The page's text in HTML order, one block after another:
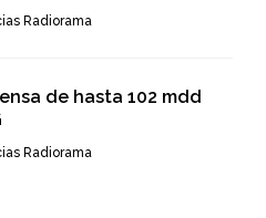
Radiorama
de hasta 102 mdd
Radiorama